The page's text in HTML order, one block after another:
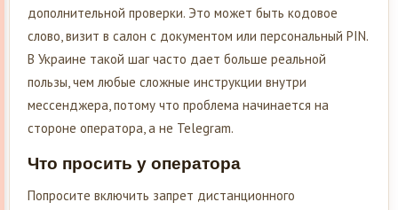
дополнительной проверки. Это может быть кодовое
слово, визит в салон с документом или персональный PIN.
В Украине такой шаг часто дает больше реальной
пользы, чем любые сложные инструкции внутри
мессенджера, потому что проблема начинается на
стороне оператора, а не Telegram.
Что просить у оператора
Попросите включить запрет дистанционного